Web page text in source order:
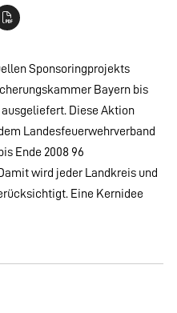
Sponsoringprojekts
Bayern bis
Diese Aktion
Landesfeuerwehrverband
Ende 2008 96
wird jeder Landkreis und
Eine Kernidee